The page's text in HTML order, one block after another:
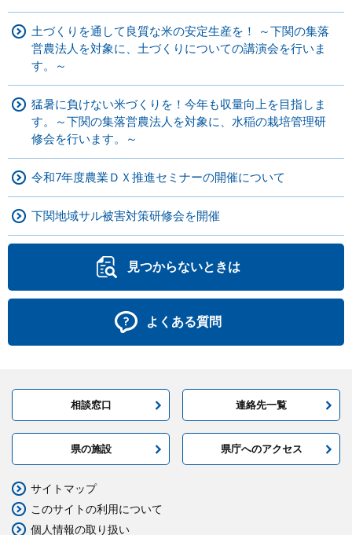
土づくりを通して良質な米の安定生産を！ ～下関の集落
営農法人を対象に、土づくりについての講演会を行いま
す。～
猛暑に負けない米づくりを！今年も収量向上を目指しま
す。～下関の集落営農法人を対象に、水稲の栽培管理研
修会を行います。～
令和7年度農業ＤＸ推進セミナーの開催について
下関地域サル被害対策研修会を開催
見つからないときは
よくある質問
相談窓口 連絡先一覧
県の施設 県庁へのアクセス
サイトマップ
このサイトの利用について
個人情報の取り扱い